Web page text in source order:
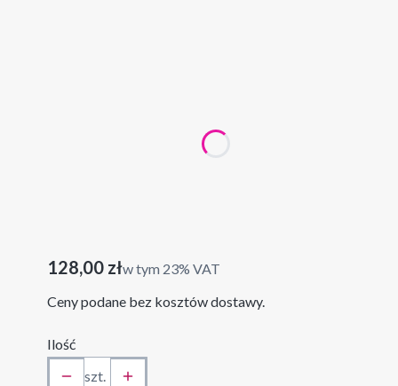
Cena
128,00 złw tym 23% VAT
w tym 23% VAT
Ceny podane bez kosztów dostawy.
Ilość
szt.